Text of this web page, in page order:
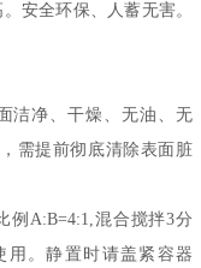
。安全环保、人蓄无害。
洁净、干燥、无油、无
需提前彻底清除表面脏
例A:B=4:1,混合搅拌3分
用。静置时请盖紧容器